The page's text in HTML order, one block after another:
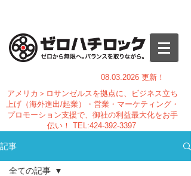
08.03.2026 更新！
アメリカ＞ロサンゼルスを拠点に、ビジネス立ち
上げ（海外進出/起業）・営業・マーケティング・
プロモーション支援で、御社の利益最大化をお手
伝い！ TEL:424-392-3397
記事
全ての記事